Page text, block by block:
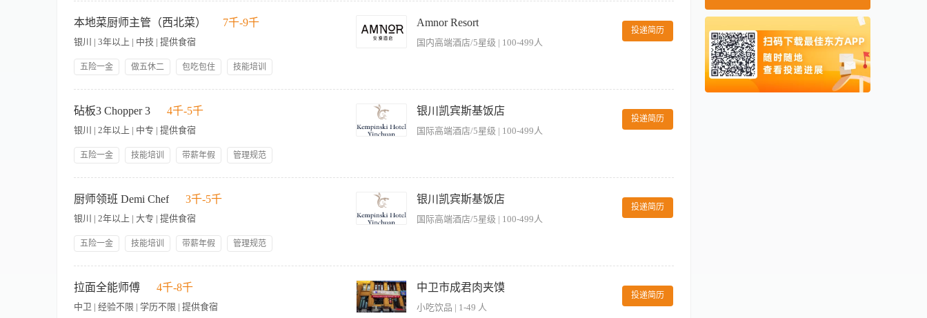
生程序。 Ensure that staffs follow the hygiene and sanitation procedures when handling food / equipment/ utensils. 二、清洁卫生 Cleanliness 厨房内的清洁卫生 。The
cleaning of an hygienic kitchen. 员工餐厅及设备的清洁。Engages in the cleaning of staff canteen and equipment. 三、成本控制 Cost Control 确保设备正常使用和清洁，以延长
设备使用寿命，防止损害。 Ensure proper use and cleaning of equipment in order to prolong the use and prevent damage. 节约纸张，食品，和水电的用量。 Practice economy
where food, paper supplies, electricity and water areconcerned. 严格控制食品的分量和浪费，确保食品毛利。 Maintain strict control on food portioning and wastage, ensuring
gross food. 四、仪表 Grooming 确保仪表整洁，职业化，符合酒店的仪表标准要求。 Ensure a clean, professional appearance according to
hotel grooming standards.
本地菜厨师主管（西北菜） 7千-9千
银川 | 3年以上 | 中技 | 提供食宿
五险一金 做五休二 包吃包住
技能培训
Amnor Resort
国内高端酒店/5星级 | 100-499人
投递简历
注宾客对菜品的评价，及时调整出品质量，以提高宾客满意度； 5、协助收货和储存货物； 6、清洁库房区域，处理垃圾； 7、保持厨房卫生，清洁厨房和设备； 8、
保持个人卫生和仪容仪表； 9、参加各种培训活动，在能力足够的前提下积极组织开展本地菜相关培训； 10、协助并帮助其他菜系厨师完成菜品出品，并提高出品质
量； 11、完成上级安排的其他工作。
砧板3 Chopper 3 4千-5千
银川 | 2年以上 | 中专 | 提供食宿
五险一金 技能培训 带薪年假
管理规范
银川凯宾斯基饭店
国际高端酒店/5星级 | 100-499人
投递简历
HACCP guidelines and Legal Hygiene bureau rules and regulations, in respect to hotel Policies and kitchen operating procedures. 最大程度的细致、关注细节以及热情来生产食
品。在调味、烹饪时间及技术、食物出品及口感上要格外谨慎 Produce food with highest level of care, attention to details and passion. Take great care in seasoning, cooking
timing and techniques, food presentation and taste. 维持最高卫生标准和最高工作安全标准 Maintain the highest hygiene and work safety standards 严格遵守酒店规章制度中的食
谱标准、部分大小、传递以及食用时间、品牌标准 Adhere to recipes standards, portion size, delivery and pick up time, brand standards where applicable as per hotel policies and
procedures. 能提供满足餐厅要求的食物，与厨房不同菜式分部灵活合作 Be able to provide food in accordance to outlet requirement and maintain flexibility to work within
kitchen section and department of different cuisines as per department need and training specifications 适当储存不用的食物以便最小化浪费和最大化食物利用 Store properly
unused food in order to minimize waste and maximize food rotation 确保所有收到的食物都满足卫生安全要求及规格。遵守合适的控制程序，确保收到的食物没有物理、化
学危害或虫害，检查其质量、数量及温度 Ensure all food items received meet hygiene safety requirement and specifications. Follow proper control processes, ensure not physical,
chemical or pest contamination of received food, check quality, quantity and temperature of food received. 支持部门领导以确保合适的库存品的利用以及及时订购食物 Support
厨师领班 Demi Chef 3千-5千
银川 | 2年以上 | 大专 | 提供食宿
五险一金 技能培训 带薪年假
管理规范
银川凯宾斯基饭店
国际高端酒店/5星级 | 100-499人
投递简历
物准备。 Prepare mise en place selection, standards recipes, and all related recipes needed to the successful preparation of outlet menus, basic preparation, buffet, cocktails, coffee
breaks, special events and all related food preparation as per hotel policies and requirement. 根据危害分析关键控制点、法定卫生局规章制度以及酒店政策和厨房操作程序来准
备、进展、提供服务和储存食物。 Prepare, process, serve and store food in respect to HACCP guidelines and Legal Hygiene bureau rules and regulations, in respect to hotel
拉面全能师傅 4千-8千
中卫 | 经验不限 | 学历不限 | 提供食宿
中卫市成君肉夹馍
小吃饮品 | 1-49 人
投递简历
泰国 0066
柬埔寨 00855
00971